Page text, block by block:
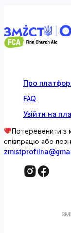
Про
FAQ
Увійти на
Потеревенити з
співпрацю або